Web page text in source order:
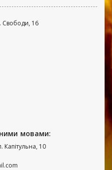
Свободи, 16
мовами:
Капітульна, 10